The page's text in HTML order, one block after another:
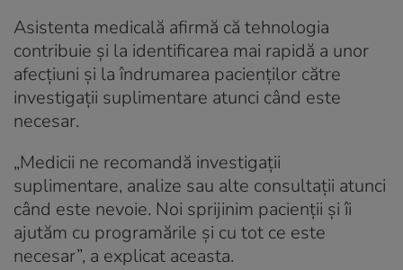
Asistenta medicală afirmă că tehnologia
contribuie și la identificarea mai rapidă a unor
afecțiuni și la îndrumarea pacienților către
investigații suplimentare atunci când este
necesar.
„Medicii ne recomandă investigații
suplimentare, analize sau alte consultații atunci
când este nevoie. Noi sprijinim pacienții și îi
ajutăm cu programările și cu tot ce este
necesar”, a explicat aceasta.